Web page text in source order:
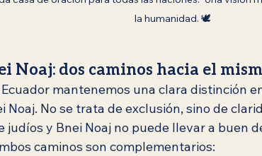
la humanidad. 🕊️
Noaj: dos caminos hacia el
mantenemos una clara distinción
Noaj. No se trata de exclusión, sino de
judíos y Bnei Noaj no puede llevar a buen
caminos son complementarios: